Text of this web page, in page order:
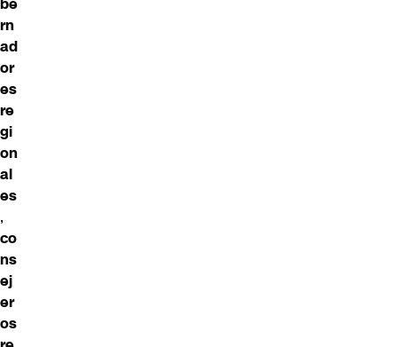
rn
ad
or
es
re
gi
on
al
es
,
co
ns
ej
er
os